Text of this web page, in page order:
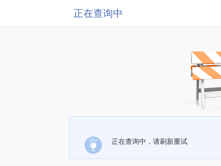
正在查询中
正在查询中，请刷新重试